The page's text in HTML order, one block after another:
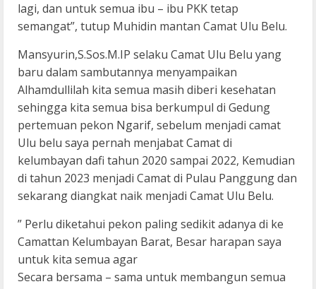
lagi, dan untuk semua ibu – ibu PKK tetap
semangat”, tutup Muhidin mantan Camat Ulu Belu.
Mansyurin,S.Sos.M.IP selaku Camat Ulu Belu yang
baru dalam sambutannya menyampaikan
Alhamdullilah kita semua masih diberi kesehatan
sehingga kita semua bisa berkumpul di Gedung
pertemuan pekon Ngarif, sebelum menjadi camat
Ulu belu saya pernah menjabat Camat di
kelumbayan dafi tahun 2020 sampai 2022, Kemudian
di tahun 2023 menjadi Camat di Pulau Panggung dan
sekarang diangkat naik menjadi Camat Ulu Belu.
” Perlu diketahui pekon paling sedikit adanya di ke
Camattan Kelumbayan Barat, Besar harapan saya
untuk kita semua agar
Secara bersama – sama untuk membangun semua